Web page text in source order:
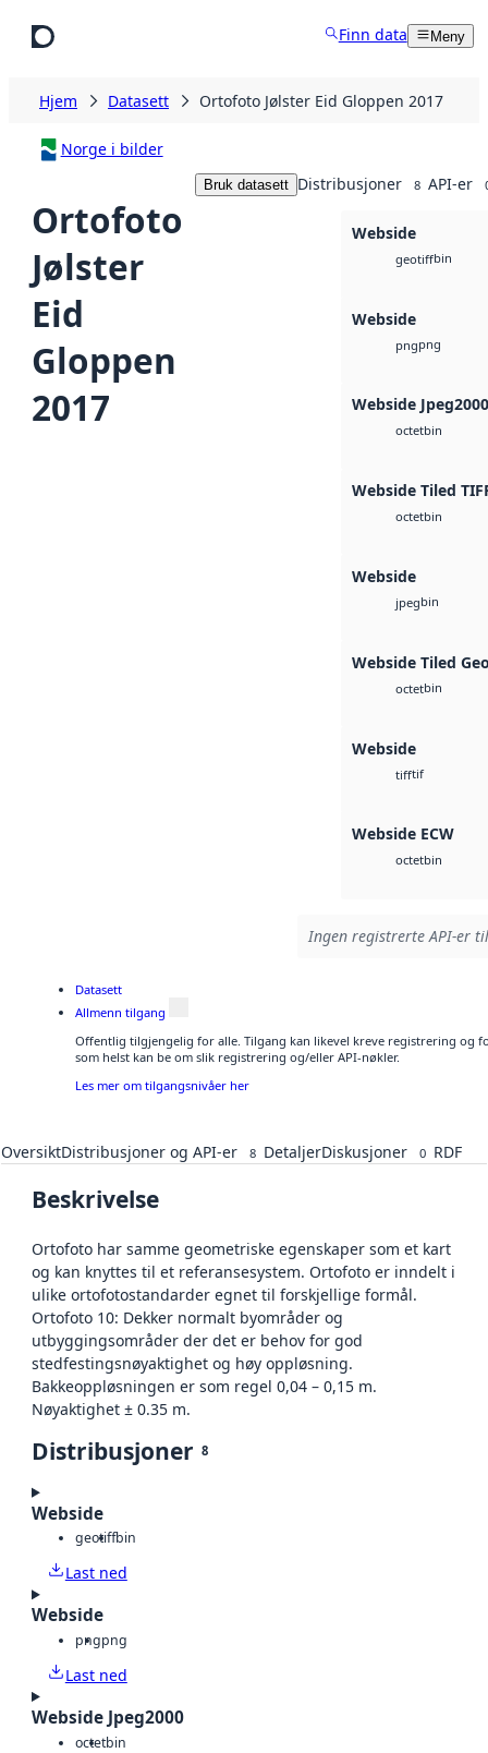
Finn data Meny
Hjem Datasett Ortofoto Jølster Eid Gloppen 2017
Norge i bilder
Ortofoto
Jølster
Eid
Gloppen
2017
Bruk datasett Distribusjoner 8 API-er
Webside
geotiffbin
Webside
pngpng
Webside Jpeg2000
octetbin
Webside Tiled
octetbin
Webside
jpegbin
Webside Tiled
octetbin
Webside
tifftif
Webside ECW
octetbin
Ingen registrerte API-er
Datasett
Allmenn tilgang
Offentlig tilgjengelig for alle. Tilgang kan likevel kreve registrering og
som helst kan be om slik registrering og/eller API-nøkler.
Les mer om tilgangsnivåer her
OversiktDistribusjoner og API-er 8 DetaljerDiskusjoner 0 RDF
Beskrivelse
Ortofoto har samme geometriske egenskaper som et kart
og kan knyttes til et referansesystem. Ortofoto er inndelt i
ulike ortofotostandarder egnet til forskjellige formål.
Ortofoto 10: Dekker normalt byområder og
utbyggingsområder der det er behov for god
stedfestingsnøyaktighet og høy oppløsning.
Bakkeoppløsningen er som regel 0,04 – 0,15 m.
Nøyaktighet ± 0.35 m.
Distribusjoner 8
Webside
geotiffbin
Last ned
Webside
pngpng
Last ned
Webside Jpeg2000
octetbin